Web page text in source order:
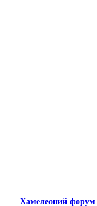
Хамелеоний форум